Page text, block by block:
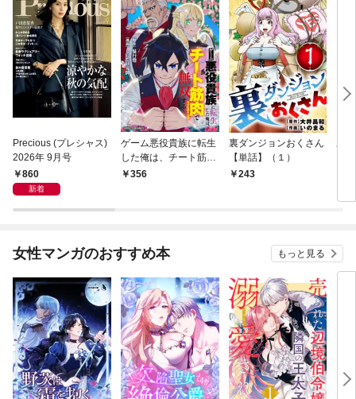
Precious (プレシャス)
2026年 9月号
860
新着
ゲーム悪役貴族に転生
した俺は、チート筋肉
で無双する【単話】
356
裏ダンジョンおくさん
【単話】（１）
243
あ
女性マンガのおすすめ本 もっと見る